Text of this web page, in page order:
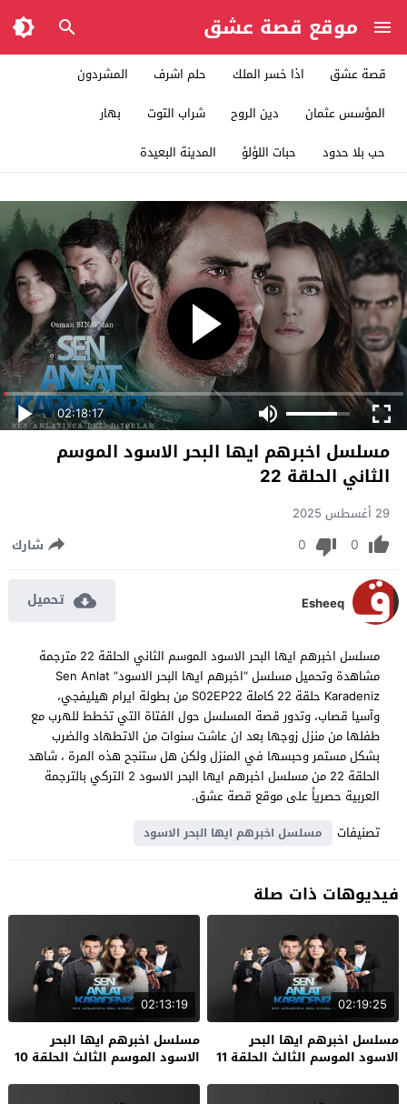
موقع قصة عشق
قصة عشق اذا خسر الملك حلم اشرف
المشردون
المؤسس عثمان
دين الروح شراب التوت
بهار
حب بلا حدود
حبات اللؤلؤ المدينة البعيدة
02:18:17
مسلسل اخبرهم ايها البحر الاسود الموسم
الثاني الحلقة 22
29 أغسطس 2025
0
0 شارك
Esheeq تحميل
مسلسل اخبرهم ايها البحر الاسود الموسم الثاني الحلقة 22 مترجمة
مشاهدة وتحميل مسلسل “اخبرهم ايها البحر الاسود” Sen Anlat
Karadeniz حلقة 22 كاملة S02EP22 من بطولة ايرام هيليفجي،
وآسيا قصاب، وتدور قصة المسلسل حول الفتاة التي تخطط للهرب مع
طفلها من منزل زوجها بعد ان عاشت سنوات من الاتطهاد والضرب
بشكل مستمر وحبسها في المنزل ولكن هل ستنجح هذه المرة ، شاهد
الحلقة 22 من مسلسل اخبرهم ايها البحر الاسود 2 التركي بالترجمة
العربية حصرياً على موقع قصة عشق.
تصنيفات
مسلسل اخبرهم ايها البحر الاسود
فيديوهات ذات صلة
02:19:25
مسلسل اخبرهم ايها البحر
الاسود الموسم الثالث الحلقة 11
02:13:19
مسلسل اخبرهم ايها البحر
الاسود الموسم الثالث الحلقة 10